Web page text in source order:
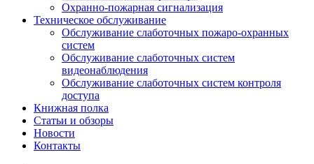
Охранно-пожарная сигнализация
Техническое обслуживание
Обслуживание слаботочных пожаро-охранных
систем
Обслуживание слаботочных систем
видеонаблюдения
Обслуживание слаботочных систем контроля
доступа
Книжная полка
Статьи и обзоры
Новости
Контакты